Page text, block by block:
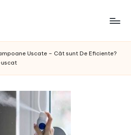
Uscate – Cât sunt De Eficiente?